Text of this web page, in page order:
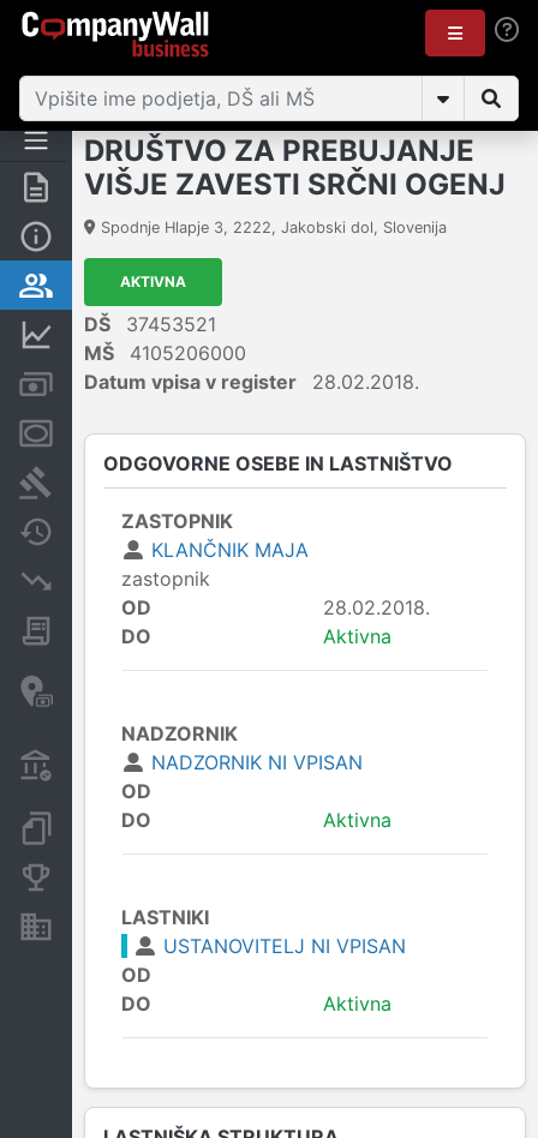
Povzetek
Osnovni podatki
Odgovorne osebe in lastništvo
Finančni podatki
Računi in blokade
Zastavne pravice
Spremembe
Insolvenčni postopki
Javna naročila
Transakcije iz državnega
proračuna
Dokumenti in objave
Nepremičnine in sredstva
DRUŠTVO ZA PREBUJANJE
VIŠJE ZAVESTI SRČNI OGENJ
Spodnje Hlapje 3, 2222, Jakobski dol, Slovenija
AKTIVNA
DŠ
37453521
MŠ
4105206000
Datum vpisa v register
28.02.2018.
ODGOVORNE OSEBE IN LASTNIŠTVO
ZASTOPNIK
KLANČNIK MAJA
zastopnik
OD
28.02.2018.
DO
Aktivna
NADZORNIK
NADZORNIK NI VPISAN
OD
DO
Aktivna
LASTNIKI
USTANOVITELJ NI VPISAN
OD
DO
Aktivna